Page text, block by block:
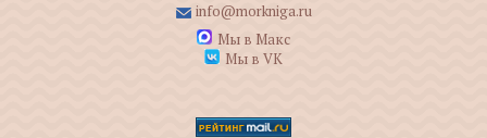
info@morkniga.ru
Мы в Макс
Мы в VK